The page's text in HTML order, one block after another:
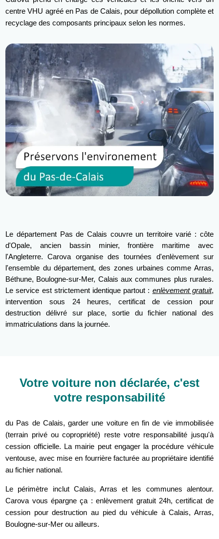
centre VHU agréé en Pas de Calais, pour dépollution complète et
recyclage des composants principaux selon les normes.
Le département Pas de Calais couvre un territoire varié : côte
d'Opale, ancien bassin minier, frontière maritime avec
l'Angleterre. Carova organise des tournées d'enlèvement sur
l'ensemble du département, des zones urbaines comme Arras,
Béthune, Boulogne-sur-Mer, Calais aux communes plus rurales.
Le service est strictement identique partout : enlèvement gratuit,
intervention sous 24 heures, certificat de cession pour
destruction délivré sur place, sortie du fichier national des
immatriculations dans la journée.
Votre voiture non déclarée, c'est
votre responsabilité
du Pas de Calais, garder une voiture en fin de vie immobilisée
(terrain privé ou copropriété) reste votre responsabilité jusqu'à
cession officielle. La mairie peut engager la procédure véhicule
ventouse, avec mise en fourrière facturée au propriétaire identifié
au fichier national.
Le périmètre inclut Calais, Arras et les communes alentour.
Carova vous épargne ça : enlèvement gratuit 24h, certificat de
cession pour destruction au pied du véhicule à Calais, Arras,
Boulogne-sur-Mer ou ailleurs.